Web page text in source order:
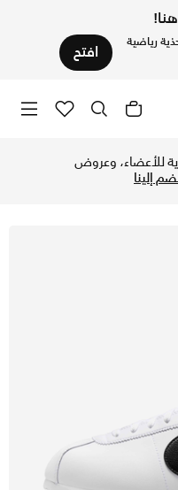
رياضية افتح
للأعضاء، وعروض
إلينا